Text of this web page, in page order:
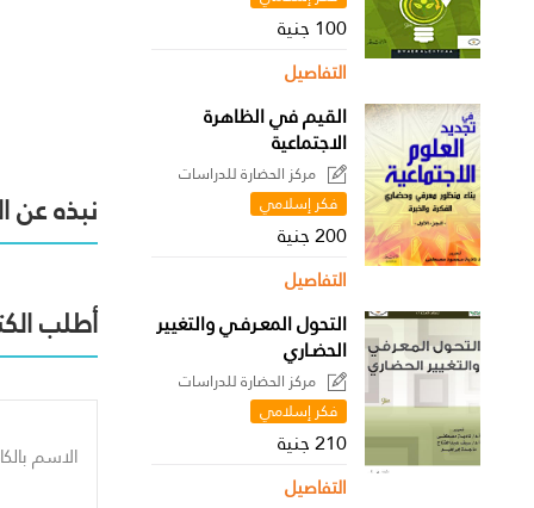
100 جنية
التفاصيل
القيم في الظاهرة
الاجتماعية
مركز الحضارة للدراسات
السياسية
فكر إسلامي
200 جنية
التفاصيل
التحول المعـرفـي والتغيير
الحضـاري
مركز الحضارة للدراسات
السياسية
فكر إسلامي
210 جنية
التفاصيل
نبذه عن
أطلب
الاسم